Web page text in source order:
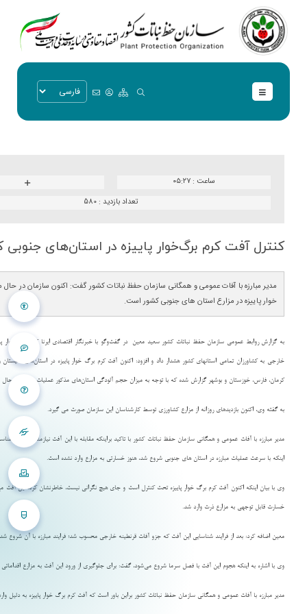
ساعت : ۰۵:۲۷
تعداد بازدید :580
كنترل آفت كرم برگ‌خوار پاییزه در استان‌های جنوبی
مدیر مبارزه با آفات عمومی و همگانی سازمان حفظ نباتات کشور گفت: اکنون سازمان در حال
خوار پاییزه در مزارع استان های جنوبی کشور است.
به گزارش روابط عمومی سازمان حفظ نباتات کشور سعید معین در گفت‌وگو با خبرنگار اقتصادی ایرنا کرم برگ خوار
خارجی به کشاورزان تمامی استانهای کشور هشدار داد و افزود: اکنون آفت کرم برگ خوار پاییزه در استان‌های
کرمان، فارس، خوزستان و بوشهر گزارش شده که با توجه به میزان حجم آلودگی استان‌های مذکور عملیات مبارزه در حال
به گفته وی، اکنون بازدیدهای روزانه از مزارع کشاورزی توسط کارشناسان این سازمان صورت می گیرد.
مدیر مبارزه با آفات عمومی و همگانی سازمان حفظ نباتات کشور با تاکید براینکه مقابله با این آفت نیازمند اعتبارات
اینکه با سرعت عملیات مبارزه در استان های جنوبی شروع شد، هنوز خسارتی به مزارع وارد نشده است.
وی با بیان اینکه اکنون آفت کرم برگ خوار پاییزه تحت کنترل است و جای هیچ نگرانی نیست، خاطرنشان کرد: این آفت
خسارت قابل توجهی به مزارع ذرت وارد شد.
معین اضافه کرد: بعد از فرایند شناسایی این آفت که جزو آفات قرنطینه خارجی محسوب شد؛ فرایند مبارزه با آن شروع
وی با اشاره به اینکه هجوم این آفت با فصل سرما شروع می‌شود، گفت: برای جلوگیری از ورود این آفت به مزارع
مدیر مبارزه با آفات عمومی و همگانی سازمان حفظ نباتات کشور براین باور است که آفت کرم برگ خوار پاییزه به